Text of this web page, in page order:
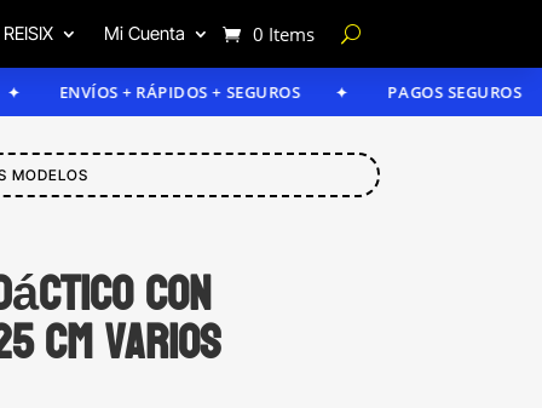
Mi Cuenta 0 Items
ENVÍOS + RÁPIDOS + SEGUROS PAGOS SEGUROS
MODELOS
con
cm varios